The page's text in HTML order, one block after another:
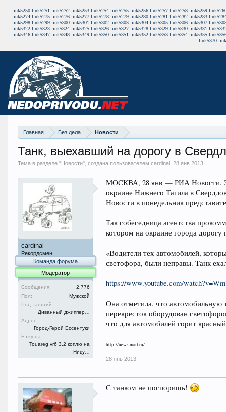
link5250 link5251 link5252 link5253 link5254 link5255 link5256 link5257 link5258 link5259
link5274 link5275 link5276 link5277 link5278 link5279 link5280 link5281 link5282 link5283
link5298 link5299 link5300 link5301 link5302 link5303 link5304 link5305 link5306 link5307
link5322 link5323 link5324 link5325 link5326 link5327 link5328 link5329 link5330 link5331
link5346 link5347 link5348 link5349 link5350 link5351 link5352 link5353 link5354 link5355
link5370
Главная Без дела Новости
Танк, выехавший на дорогу в
Тема в разделе "Новости", создана пользователем cardinal, 28 янв 2013.
cardinal
Рекордсмен
Команда форума
Модератор
Сообщения:
2.776
Пол:
Мужской
Род занятий:
Диванный джиппер…
Адрес:
Город-Герой Ессентуки
Езжу на:
Touareg vr6 3.2 коплю на
Ниву…
МОСКВА, 28 янв — РИА Новости.
окраине Нижнего Тагила в
Новости в понедельник
Так собеседница агентства
котором на окраине города
«Водители тех автомобилей,
светофора, были неправы. Танк
https://www.youtube.com/
Она отметила, что автомобильную
перекресток оборудован
что для автомобилей горит
http://news.mail.ru/
28 янв 2013
С танком не поспоришь!